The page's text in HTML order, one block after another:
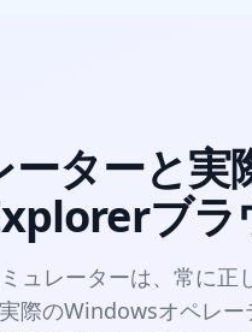
ーターと実
ブラ
ュレーターは、常に正
際のWindowsオペレー